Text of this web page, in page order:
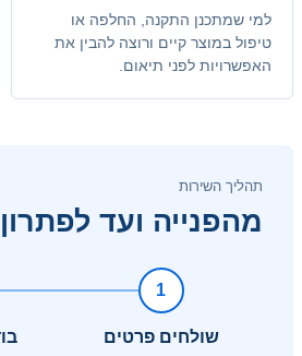
למי שמתכנן התקנה, החלפה או
טיפול במוצר קיים ורוצה להבין את
האפשרויות לפני תיאום.
תהליך השירות
מהפנייה ועד לפתרון
1
שולחים פרטים